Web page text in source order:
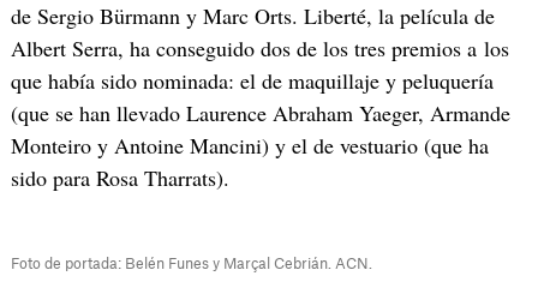
de Sergio Bürmann y Marc Orts. Liberté, la película de
Albert Serra, ha conseguido dos de los tres premios a los
que había sido nominada: el de maquillaje y peluquería
(que se han llevado Laurence Abraham Yaeger, Armande
Monteiro y Antoine Mancini) y el de vestuario (que ha
sido para Rosa Tharrats).
Foto de portada: Belén Funes y Marçal Cebrián. ACN.